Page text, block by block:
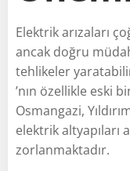
Elektrik arızaları
ancak doğru
tehlikeler
’nın özellikle eski
Osmangazi,
elektrik altyapıları
zorlanmaktadır.